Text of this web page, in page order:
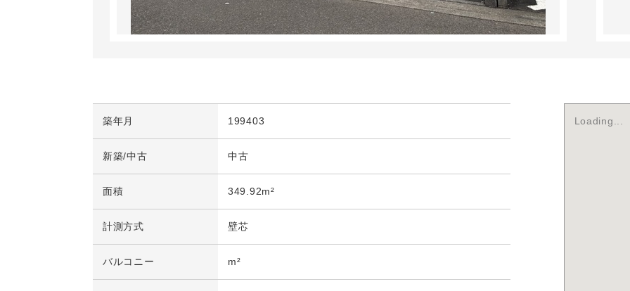
築年月 199403
新築/中古 中古
面積 349.92m²
計測方式 壁芯
バルコニー m²
Loading...